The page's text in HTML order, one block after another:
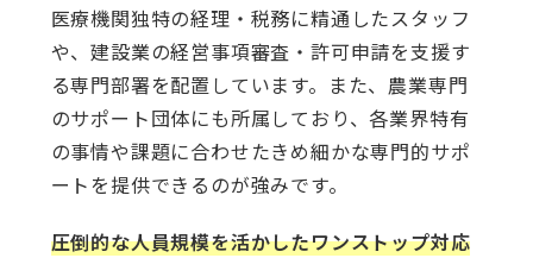
医療機関独特の経理・税務に精通したスタッフ
や、建設業の経営事項審査・許可申請を支援す
る専門部署を配置しています。また、農業専門
のサポート団体にも所属しており、各業界特有
の事情や課題に合わせたきめ細かな専門的サポ
ートを提供できるのが強みです。
圧倒的な人員規模を活かしたワンストップ対応